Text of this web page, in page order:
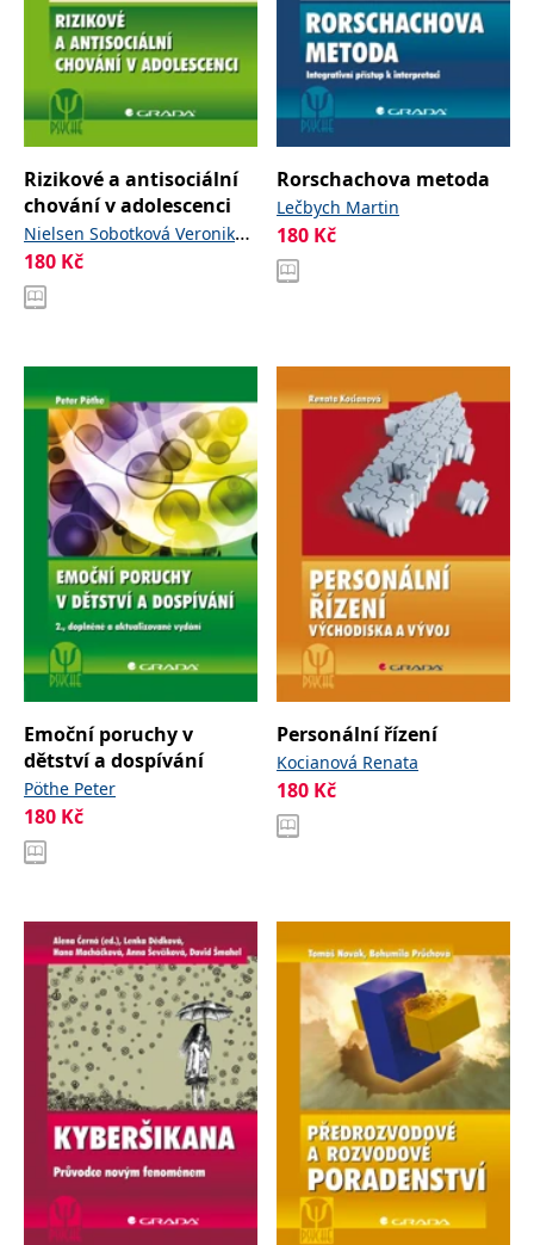
Rizikové a antisociální
chování v adolescenci
Nielsen Sobotková Veronika,
a kolektiv
180 Kč
Rorschachova metoda
Lečbych Martin
180 Kč
Emoční poruchy v
dětství a dospívání
Pöthe Peter
180 Kč
Personální řízení
Kocianová Renata
180 Kč